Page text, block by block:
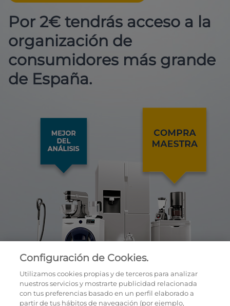
Por 2€ tendrás acceso a la
organización de
consumidores más grande
de España.
Configuración de Cookies.
Utilizamos cookies propias y de terceros para analizar
nuestros servicios y mostrarte publicidad relacionada
con tus preferencias basado en un perfil elaborado a
partir de tus hábitos de navegación (por ejemplo,